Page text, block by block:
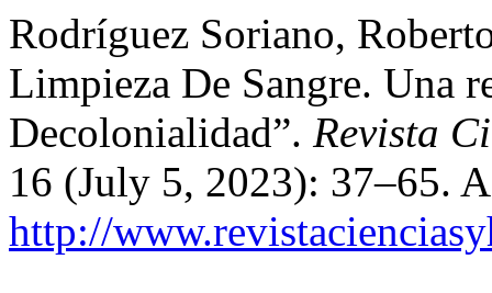
Rodríguez Soriano,
Limpieza De Sangre. Una
Decolonialidad”. Revista
16 (July 5, 2023): 37–65.
http://